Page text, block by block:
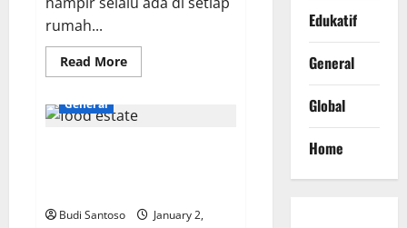
rumah...
Read MoreRead
more
Minyak
Kayu
Semata
General
Budi Santoso
January 2,
Edukatif
General
Global
Home